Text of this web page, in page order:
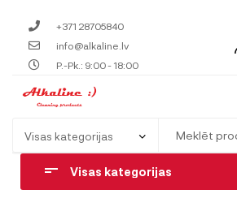
+371 28705840
info@alkaline.lv
P.-Pk.: 9:00 - 18:00
Visas kategorijas